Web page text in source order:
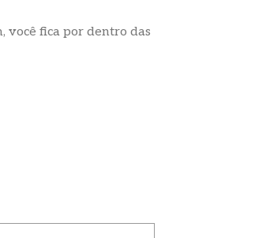
você fica por dentro das